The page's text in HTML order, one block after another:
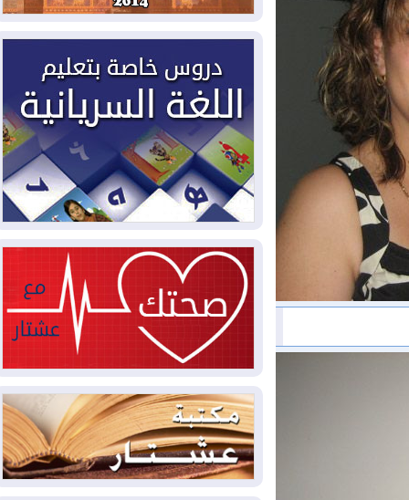
2026-08-06مئات القاصرين بلا مأوى.. أزمة
سبتة تتصاعد وتضغط على مدريد
2026-08-05
لمدة عام.. بدء توريد 100
مليون قدم مكعب يومياً من غاز كورمور في
إقليم كوردستان إلى وزارة الكهرباء العراقية
2026-08-05
15كارثة بيئية ومناخية ترسم
ملامح أخطر التحديات التي تواجه العراق
اليوم
2026-08-05
حرائق فرنسا.. توقيف 402
شخص بينهم 156 قاصرا منذ بداية موسم
الحرائق
2026-08-04
سومو: إنتاج النفط في إقليم
كوردستان انخفض إلى أقل من 10%
2026-08-04ملفات حقبة الكاظمي تعود إلى
الواجهة.. أنباء عن مراجعات قضائية
وتحقيقات أوسع في قضايا فساد
2026-08-04بيترو يشكو تزوير الانتخابات
الرئاسية ويحذر من "حرب أهلية" في